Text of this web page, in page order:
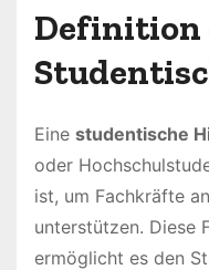
Definition
Eine studentische
oder
ist, um Fachkräfte
unterstützen. Diese
ermöglicht es den